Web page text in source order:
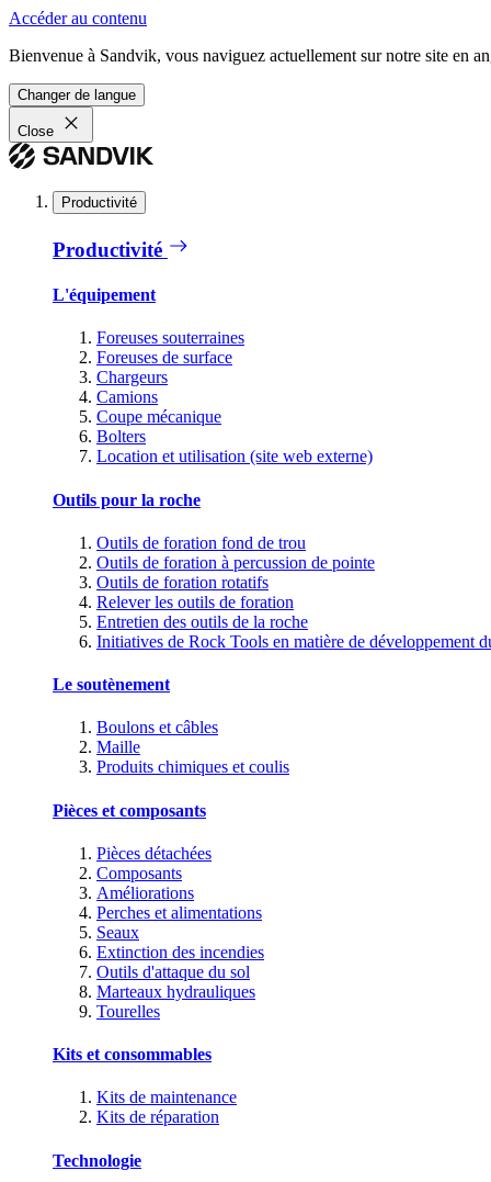
Accéder au contenu
Bienvenue à Sandvik, vous naviguez actuellement sur notre site en
Changer de langue
Close
Productivité
Productivité
L'équipement
Foreuses souterraines
Foreuses de surface
Chargeurs
Camions
Coupe mécanique
Bolters
Location et utilisation (site web externe)
Outils pour la roche
Outils de foration fond de trou
Outils de foration à percussion de pointe
Outils de foration rotatifs
Relever les outils de foration
Entretien des outils de la roche
Initiatives de Rock Tools en matière de développement
Le soutènement
Boulons et câbles
Maille
Produits chimiques et coulis
Pièces et composants
Pièces détachées
Composants
Améliorations
Perches et alimentations
Seaux
Extinction des incendies
Outils d'attaque du sol
Marteaux hydrauliques
Tourelles
Kits et consommables
Kits de maintenance
Kits de réparation
Technologie